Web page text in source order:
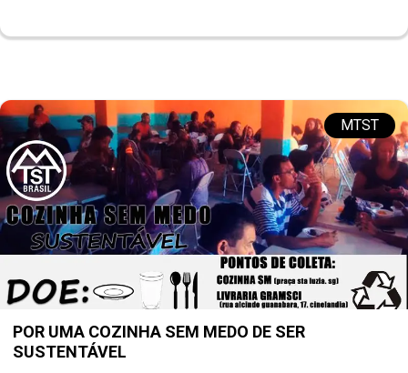
MTST
POR UMA COZINHA SEM MEDO DE SER
SUSTENTÁVEL